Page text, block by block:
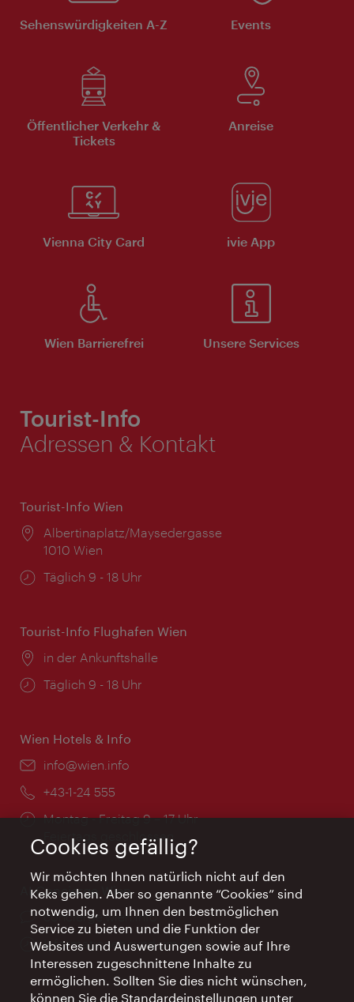
Sehenswürdigkeiten A-Z Events
Öffentlicher Verkehr &
Tickets
Anreise
Vienna City Card ivie App
Wien Barrierefrei Unsere Services
Tourist-Info
Adressen & Kontakt
Tourist-Info Wien
Ort:
Albertinaplatz/Maysedergasse
1010 Wien
Öffnungszeiten:
Täglich 9 - 18 Uhr
Tourist-Info Flughafen Wien
Ort:
in der Ankunftshalle
Öffnungszeiten:
Täglich 9 - 18 Uhr
Wien Hotels & Info
Email:
info@wien.info
Telefon:
+43-1-24 555
Öffnungszeiten:
Montag - Freitag 9 – 17 Uhr
Feiertags geschlossen
AI Concierge Wien
Ort:
concierge.wien.info
Öffnungszeiten:
Informationen rund um die Uhr
Cookies gefällig?
Wir möchten Ihnen natürlich nicht auf den
Keks gehen. Aber so genannte “Cookies” sind
notwendig, um Ihnen den bestmöglichen
Service zu bieten und die Funktion der
Websites und Auswertungen sowie auf Ihre
Interessen zugeschnittene Inhalte zu
ermöglichen. Sollten Sie dies nicht wünschen,
können Sie die Standardeinstellungen unter